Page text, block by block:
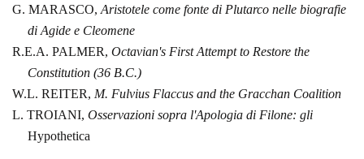
G. MARASCO, Aristotele come fonte di Plutarco nelle biografie
di Agide e Cleomene
R.E.A. PALMER, Octavian's First Attempt to Restore the
Constitution (36 B.C.)
W.L. REITER, M. Fulvius Flaccus and the Gracchan Coalition
L. TROIANI, Osservazioni sopra l'Apologia di Filone: gli
Hypothetica